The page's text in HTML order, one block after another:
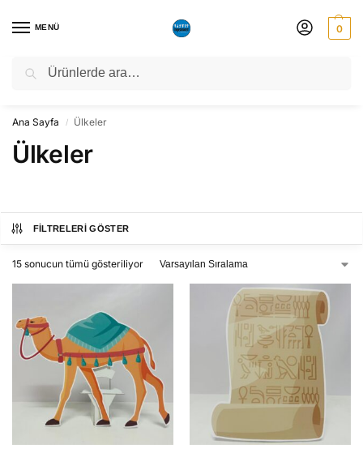
MENÜ 0
NATO ZİRVESİ NEDENİYLE 06-10 TEMMUZ TARİHLERİ ARASINDA
Ana Sayfa / Ülkeler
Ülkeler
FILTRELERI GÖSTER
15 sonucun tümü gösteriliyor